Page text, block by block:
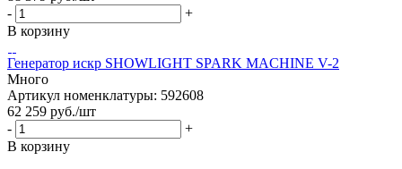
-
+
В корзину
Генератор искр SHOWLIGHT SPARK MACHINE V-2
Много
Артикул номенклатуры: 592608
62 259 руб./шт
-
+
В корзину